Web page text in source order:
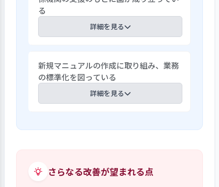
の対応が図られている。その結果、それ
までに見られた人間関係の軋轢による職
員辞職も減り、組織の安定化に繋がってい
ていることで、村役場の施策や改正事項が
明確かつ迅速に把握でき、それを反映して
職員会議での検討が密に行われるようにな
る
詳細を見る
もたちは身近な自然に触れながら伸び伸
びと園生活を楽しんでいる。園は地域交流
や繋がりを大切にしており、また、島民全
体で子どもの育ちを応援している。島内
校とは、合同した一環会議・食育会議・
機関・保健所などとの定例会も実施して
の異年齢交流が多く持てるように、職員
新規マニュアルの作成に取り組み、業務
の標準化を図っている
詳細を見る
れている。そのため、園では既存マニュ
となって取り組んだ。新規作成は、午睡マ
さらなる改善が望まれる点